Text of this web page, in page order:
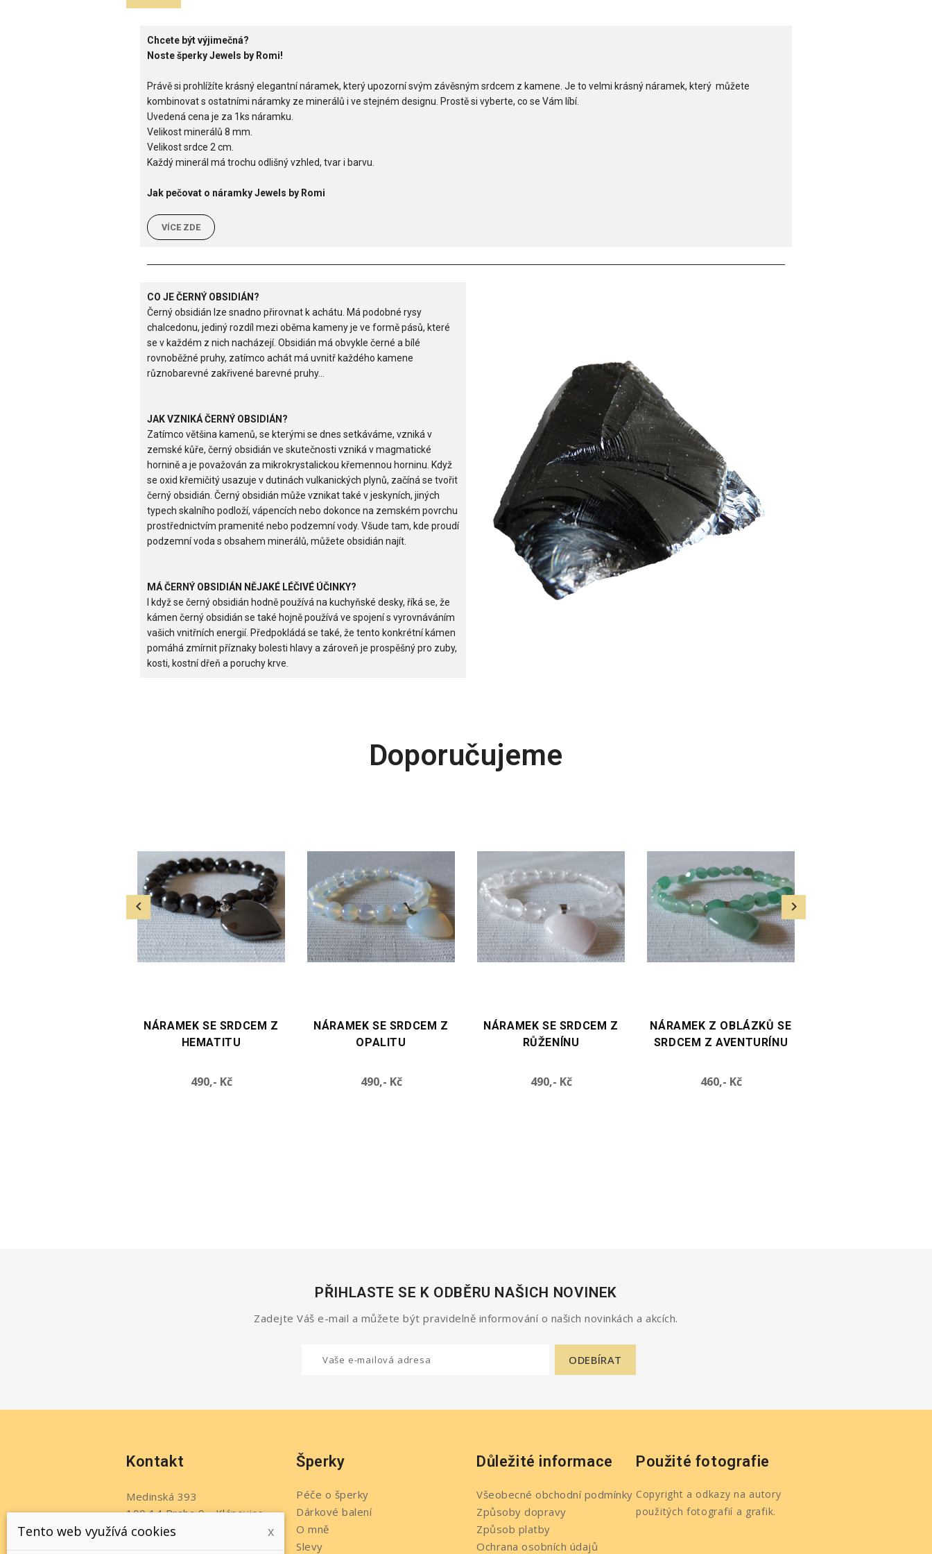
Chcete být výjimečná?
Noste šperky Jewels by Romi!
Právě si prohlížíte krásný elegantní náramek, který upozorní svým závěsným srdcem z kamene. Je to velmi krásný náramek, který můžete
kombinovat s ostatními náramky ze minerálů i ve stejném designu. Prostě si vyberte, co se Vám líbí.
Uvedená cena je za 1ks náramku.
Velikost minerálů 8 mm.
Velikost srdce 2 cm.
Každý minerál má trochu odlišný vzhled, tvar i barvu.
Jak pečovat o náramky Jewels by Romi
VÍCE ZDE
CO JE ČERNÝ OBSIDIÁN?
Černý obsidián lze snadno přirovnat k achátu. Má podobné rysy
chalcedonu, jediný rozdíl mezi oběma kameny je ve formě pásů, které
se v každém z nich nacházejí. Obsidián má obvykle černé a bílé
rovnoběžné pruhy, zatímco achát má uvnitř každého kamene
různobarevné zakřivené barevné pruhy...
JAK VZNIKÁ ČERNÝ OBSIDIÁN?
Zatímco většina kamenů, se kterými se dnes setkáváme, vzniká v
zemské kůře, černý obsidián ve skutečnosti vzniká v magmatické
hornině a je považován za mikrokrystalickou křemennou horninu. Když
se oxid křemičitý usazuje v dutinách vulkanických plynů, začíná se tvořit
černý obsidián. Černý obsidián může vznikat také v jeskyních, jiných
typech skalního podloží, vápencích nebo dokonce na zemském povrchu
prostřednictvím pramenité nebo podzemní vody. Všude tam, kde proudí
podzemní voda s obsahem minerálů, můžete obsidián najít.
MÁ ČERNÝ OBSIDIÁN NĚJAKÉ LÉČIVÉ ÚČINKY?
I když se černý obsidián hodně používá na kuchyňské desky, říká se, že
kámen černý obsidián se také hojně používá ve spojení s vyrovnáváním
vašich vnitřních energií. Předpokládá se také, že tento konkrétní kámen
pomáhá zmírnit příznaky bolesti hlavy a zároveň je prospěšný pro zuby,
kosti, kostní dřeň a poruchy krve.
Doporučujeme
NÁRAMEK SE SRDCEM Z
OPALITU
490,- KčCena
NÁRAMEK SE SRDCEM Z
RŮŽENÍNU
490,- KčCena
NÁRAMEK Z OBLÁZKŮ SE
SRDCEM Z AVENTURÍNU
460,- KčCena
NÁRAMEK SE SRDCEM Z
AVENTURÍNU
460,- KčCena
PŘIHLASTE SE K ODBĚRU NAŠICH NOVINEK
Zadejte Váš e-mail a můžete být pravidelně informování o našich novinkách a akcích.
Kontakt
Medinská 393
190 14 Praha 9 - Klánovice
Česko
Šperky
Péče o šperky
Dárkové balení
O mně
Slevy
Důležité informace
Všeobecné obchodní podmínky
Způsoby dopravy
Způsob platby
Ochrana osobních údajů
Použité fotografie
Copyright a odkazy na autory
použitých fotografií a grafik.
Tento web využívá cookies x